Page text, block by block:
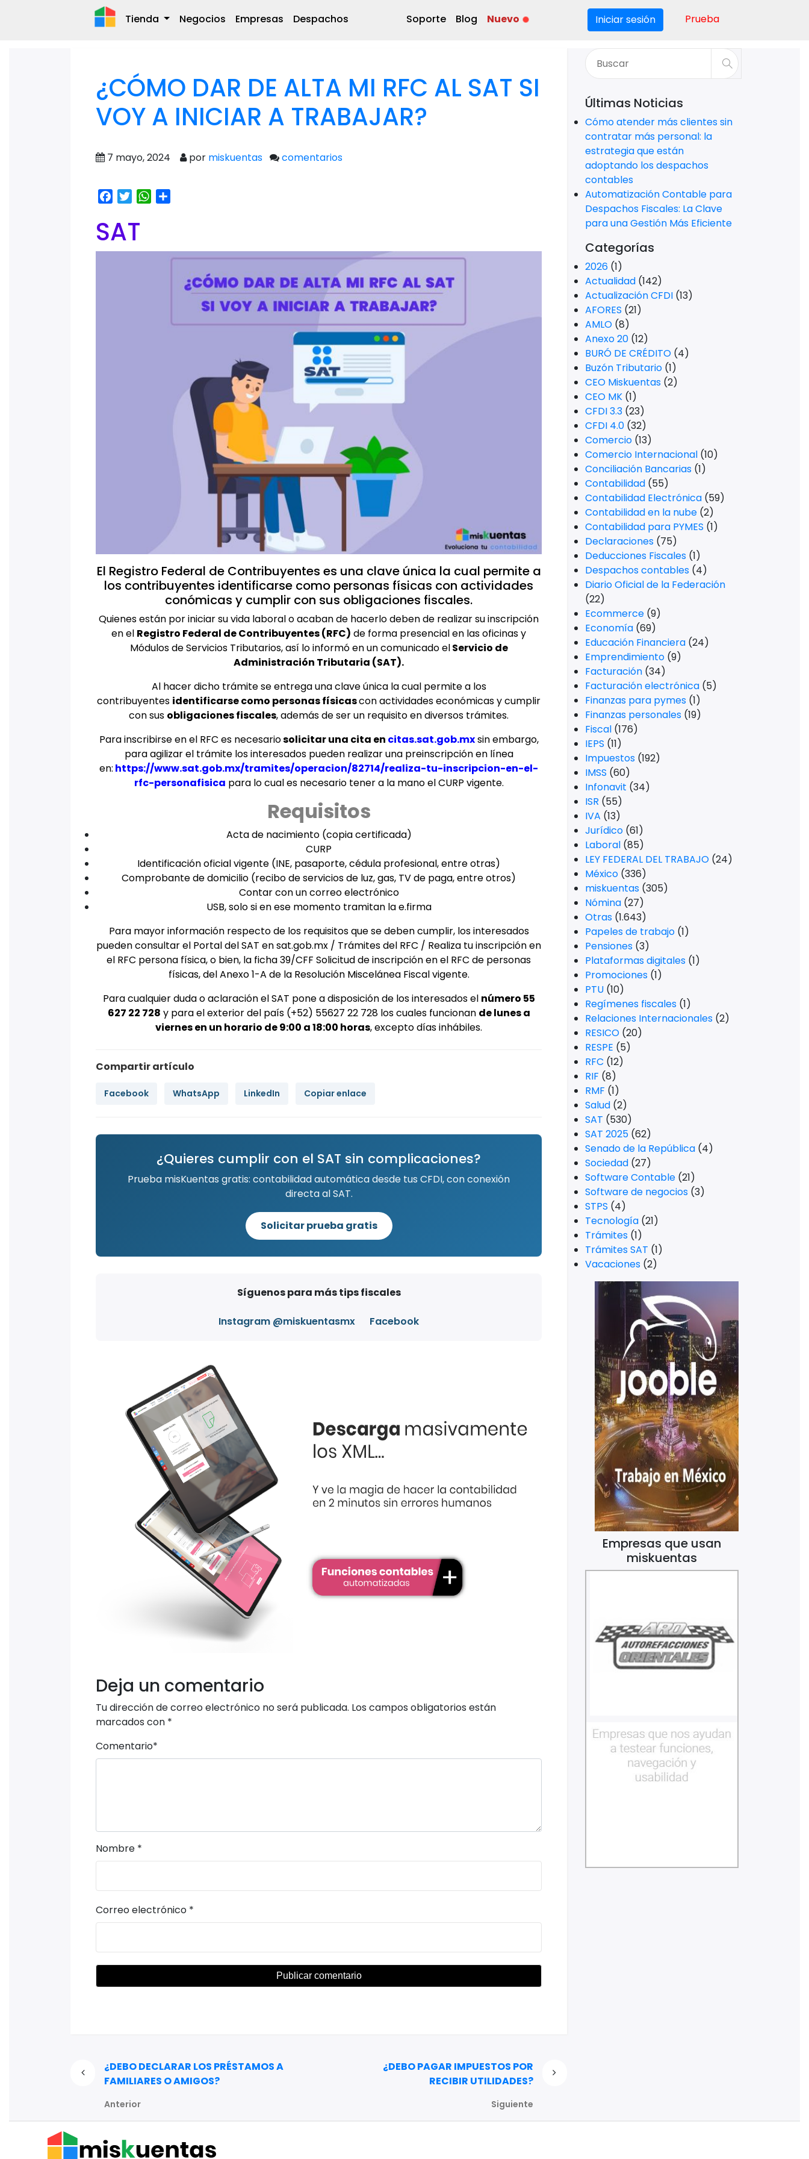
Tienda Negocios Empresas Despachos Soporte Blog Nuevo Iniciar sesión Prueba
¿CÓMO DAR DE ALTA MI RFC AL SAT SI
VOY A INICIAR A TRABAJAR?
7 mayo, 2024 por miskuentas comentarios
Facebook
TwitterWhatsApp
SAT
El Registro Federal de Contribuyentes es una clave única la cual permite a
los contribuyentes identificarse como personas físicas con actividades
conómicas y cumplir con sus obligaciones fiscales.
Quienes están por iniciar su vida laboral o acaban de hacerlo deben de realizar su inscripción
en el Registro Federal de Contribuyentes (RFC) de forma presencial en las oficinas y
Módulos de Servicios Tributarios, así lo informó en un comunicado elServicio de
Administración Tributaria (SAT).
Al hacer dicho trámite se entrega una clave única la cual permite a los
contribuyentes identificarse como personas físicascon actividades económicas y cumplir
con sus obligaciones fiscales, además de ser un requisito en diversos trámites.
Para inscribirse en el RFC es necesariosolicitar una cita en citas.sat.gob.mxsin embargo,
para agilizar el trámite los interesados pueden realizar una preinscripción en línea
en: https://www.sat.gob.mx/tramites/operacion/82714/realiza-tu-inscripcion-en-el-
rfc-personafisica para lo cual es necesario tener a la mano el CURP vigente.
Requisitos
Acta de nacimiento (copia certificada)
CURP
Identificación oficial vigente (INE, pasaporte, cédula profesional, entre otras)
Comprobante de domicilio (recibo de servicios de luz, gas, TV de paga, entre otros)
Contar con un correo electrónico
USB, solo si en ese momento tramitan la e.firma
Para mayor información respecto de los requisitos que se deben cumplir, los interesados
pueden consultar el Portal del SAT en sat.gob.mx / Trámites del RFC / Realiza tu inscripción en
el RFC persona física, o bien, la ficha 39/CFF Solicitud de inscripción en el RFC de personas
físicas, del Anexo 1-A de la Resolución Miscelánea Fiscal vigente.
Para cualquier duda o aclaración el SAT pone a disposición de los interesados el número 55
627 22 728 y para el exterior del país (+52) 55627 22 728 los cuales funcionan de lunes a
viernes en un horario de 9:00 a 18:00 horas, excepto días inhábiles.
Compartir artículo
Facebook WhatsApp LinkedIn Copiar enlace
¿Quieres cumplir con el SAT sin complicaciones?
Prueba misKuentas gratis: contabilidad automática desde tus CFDI, con conexión
directa al SAT.
Solicitar prueba gratis
Síguenos para más tips fiscales
Instagram @miskuentasmx Facebook
Deja un comentario
Tu dirección de correo electrónico no será publicada. Los campos obligatorios están
marcados con *
Comentario*
Nombre *
Correo electrónico *
¿DEBO DECLARAR LOS PRÉSTAMOS A
FAMILIARES O AMIGOS?
Anterior
¿DEBO PAGAR IMPUESTOS POR
RECIBIR UTILIDADES?
Siguiente
Últimas Noticias
Cómo atender más clientes sin
contratar más personal: la
estrategia que están
adoptando los despachos
contables
Automatización Contable para
Despachos Fiscales: La Clave
para una Gestión Más Eficiente
Categorías
2026 (1)
Actualidad (142)
Actualización CFDI (13)
AFORES (21)
AMLO (8)
Anexo 20 (12)
BURÓ DE CRÉDITO (4)
Buzón Tributario (1)
CEO Miskuentas (2)
CEO MK (1)
CFDI 3.3 (23)
CFDI 4.0 (32)
Comercio (13)
Comercio Internacional (10)
Conciliación Bancarias (1)
Contabilidad (55)
Contabilidad Electrónica (59)
Contabilidad en la nube (2)
Contabilidad para PYMES (1)
Declaraciones (75)
Deducciones Fiscales (1)
Despachos contables (4)
Diario Oficial de la Federación
(22)
Ecommerce (9)
Economía (69)
Educación Financiera (24)
Emprendimiento (9)
Facturación (34)
Facturación electrónica (5)
Finanzas para pymes (1)
Finanzas personales (19)
Fiscal (176)
IEPS (11)
Impuestos (192)
IMSS (60)
Infonavit (34)
ISR (55)
IVA (13)
Jurídico (61)
Laboral (85)
LEY FEDERAL DEL TRABAJO (24)
México (336)
miskuentas (305)
Nómina (27)
Otras (1.643)
Papeles de trabajo (1)
Pensiones (3)
Plataformas digitales (1)
Promociones (1)
PTU (10)
Regímenes fiscales (1)
Relaciones Internacionales (2)
RESICO (20)
RESPE (5)
RFC (12)
RIF (8)
RMF (1)
Salud (2)
SAT (530)
SAT 2025 (62)
Senado de la República (4)
Sociedad (27)
Software Contable (21)
Software de negocios (3)
STPS (4)
Tecnología (21)
Trámites (1)
Trámites SAT (1)
Vacaciones (2)
Empresas que usan
miskuentas